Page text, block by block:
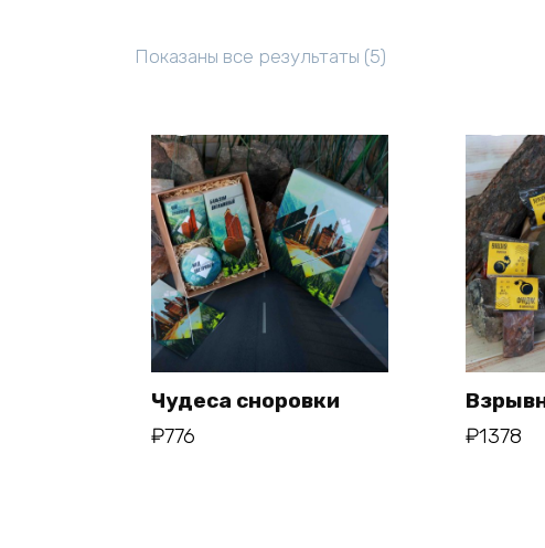
Показаны все результаты (5)
Чудеса сноровки
₽776
₽1378